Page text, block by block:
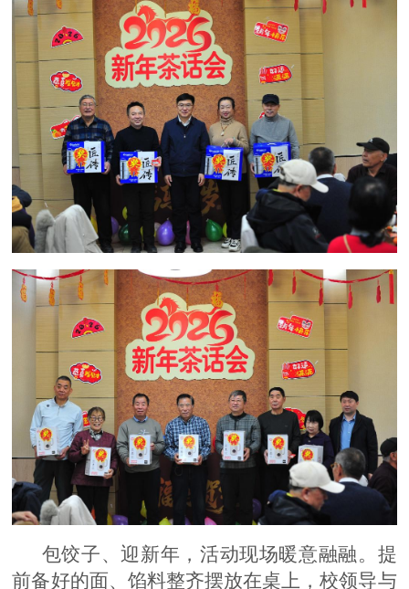
包饺子、迎新年，活动现场暖意融融。提
前备好的面、馅料整齐摆放在桌上，校领导与